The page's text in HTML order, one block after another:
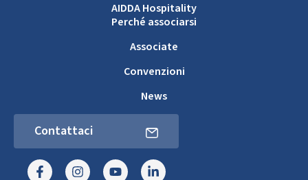
AIDDA Hospitality
Perché associarsi
Associate
Convenzioni
News
Contattaci